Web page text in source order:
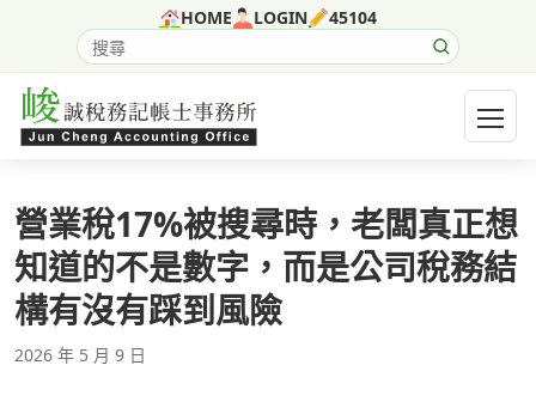
HOME LOGIN 45104
搜尋網站內容
開啟
營業稅17%被搜尋時，老闆真正想
知道的不是數字，而是公司稅務結
構有沒有踩到風險
2026 年 5 月 9 日